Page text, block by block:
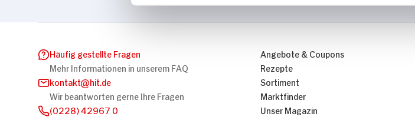
Häufig gestellte Fragen
Mehr Informationen in unserem FAQ
kontakt
hit.de
Wir beantworten gerne Ihre Fragen
(0228) 42967 0
Angebote & Coupons
Rezepte
Sortiment
Marktfinder
Unser Magazin